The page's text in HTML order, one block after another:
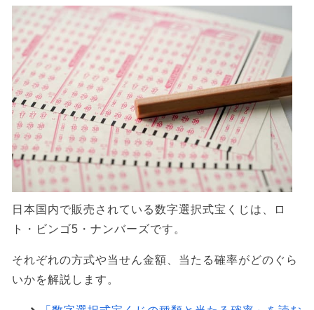
日本国内で販売されている数字選択式宝くじは、ロ
ト・ビンゴ5・ナンバーズです。
それぞれの方式や当せん金額、当たる確率がどのぐら
いかを解説します。